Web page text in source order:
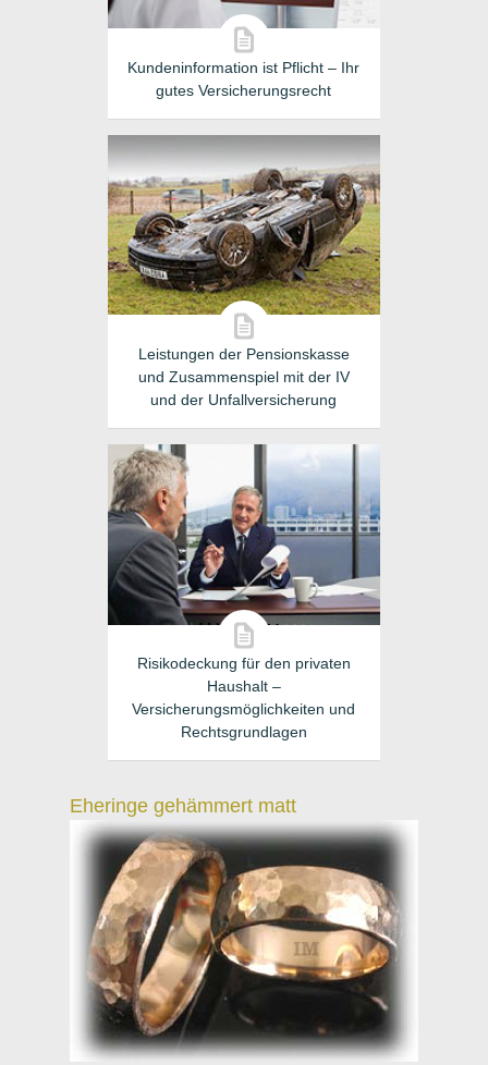
Kundeninformation ist Pflicht – Ihr
gutes Versicherungsrecht
Leistungen der Pensionskasse
und Zusammenspiel mit der IV
und der Unfallversicherung
Risikodeckung für den privaten
Haushalt –
Versicherungsmöglichkeiten und
Rechtsgrundlagen
Eheringe gehämmert matt